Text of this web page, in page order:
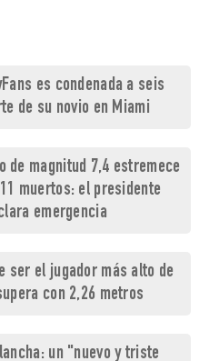
es condenada a seis
de su novio en Miami
de magnitud 7,4 estremece
muertos: el presidente
emergencia
ser el jugador más alto de
con 2,26 metros
un "nuevo y triste